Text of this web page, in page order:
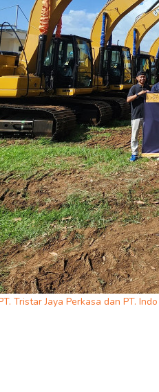
Tristar Jaya Perkasa dan PT.